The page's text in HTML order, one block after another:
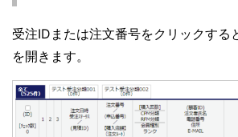
受注IDまたは注文番号をクリックする
を開きます。